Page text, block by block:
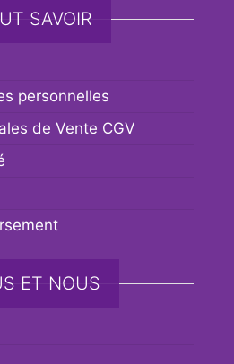
SAVOIR
personnelles
de Vente CGV
ET NOUS